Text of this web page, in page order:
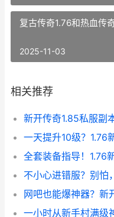
复古传奇1.76和热血传
2025-11-03
相关推荐
一天提升10级？1.76
全套装备指导！1.76
不小心进错服？别怕
网吧也能爆神器？新